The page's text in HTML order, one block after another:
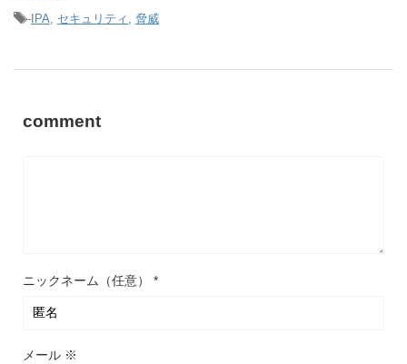
- IPA, セキュリティ , 脅威
comment
ニックネーム（任意） *
メール ※